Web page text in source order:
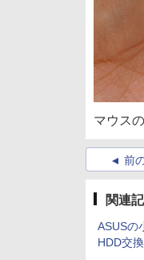
マウス
前
関連
ASUSの
HDD交換